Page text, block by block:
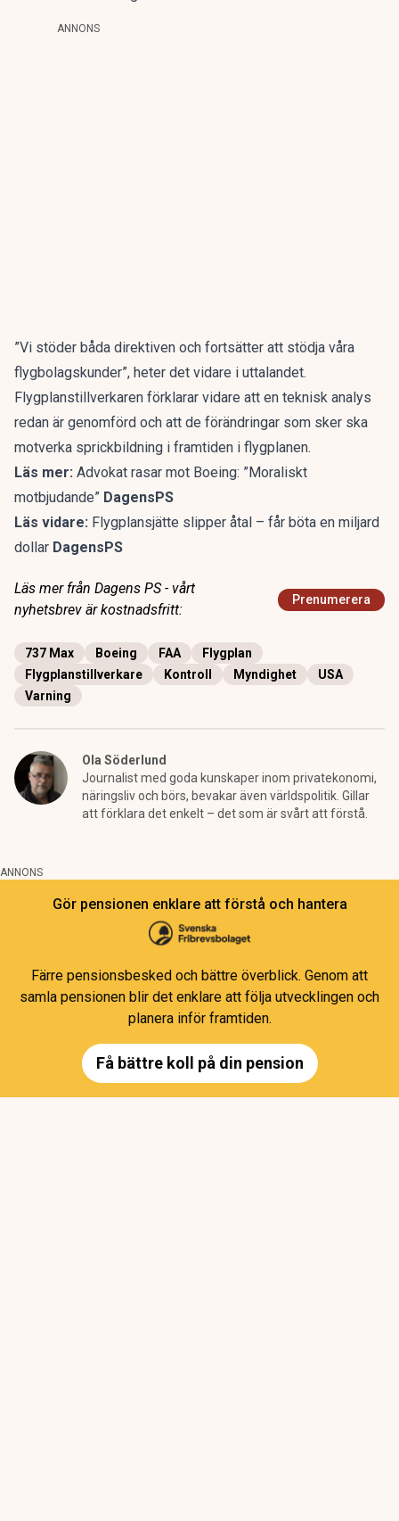
ANNONS
”Vi stöder båda direktiven och fortsätter att stödja våra
flygbolagskunder”, heter det vidare i uttalandet.
Flygplanstillverkaren förklarar vidare att en teknisk analys
redan är genomförd och att de förändringar som sker ska
motverka sprickbildning i framtiden i flygplanen.
Läs mer: Advokat rasar mot Boeing: ”Moraliskt
motbjudande” DagensPS
Läs vidare: Flygplansjätte slipper åtal – får böta en miljard
dollar DagensPS
Läs mer från Dagens PS - vårt
nyhetsbrev är kostnadsfritt:
Prenumerera
737 Max Boeing FAA
Flygplan
Flygplanstillverkare
Kontroll Myndighet
USA
Varning
Ola Söderlund
Journalist med goda kunskaper inom privatekonomi,
näringsliv och börs, bevakar även världspolitik. Gillar
att förklara det enkelt – det som är svårt att förstå.
ANNONS
Gör pensionen enklare att förstå och hantera
Färre pensionsbesked och bättre överblick. Genom att
samla pensionen blir det enklare att följa utvecklingen och
planera inför framtiden.
Få bättre koll på din pension